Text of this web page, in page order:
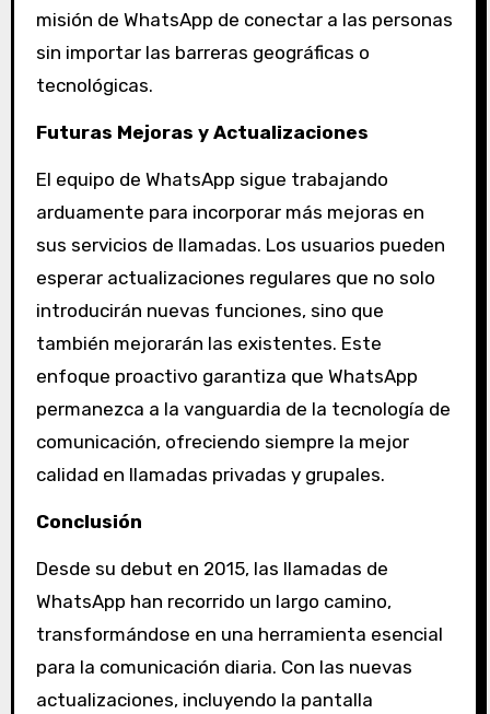
misión de WhatsApp de conectar a las personas
sin importar las barreras geográficas o
tecnológicas.
Futuras Mejoras y Actualizaciones
El equipo de WhatsApp sigue trabajando
arduamente para incorporar más mejoras en
sus servicios de llamadas. Los usuarios pueden
esperar actualizaciones regulares que no solo
introducirán nuevas funciones, sino que
también mejorarán las existentes. Este
enfoque proactivo garantiza que WhatsApp
permanezca a la vanguardia de la tecnología de
comunicación, ofreciendo siempre la mejor
calidad en llamadas privadas y grupales.
Conclusión
Desde su debut en 2015, las llamadas de
WhatsApp han recorrido un largo camino,
transformándose en una herramienta esencial
para la comunicación diaria. Con las nuevas
actualizaciones, incluyendo la pantalla